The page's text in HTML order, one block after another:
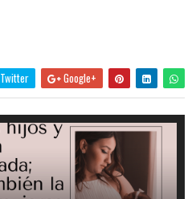
Twitter Google+